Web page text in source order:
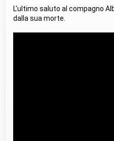
L'ultimo saluto al compagno
dalla sua morte.